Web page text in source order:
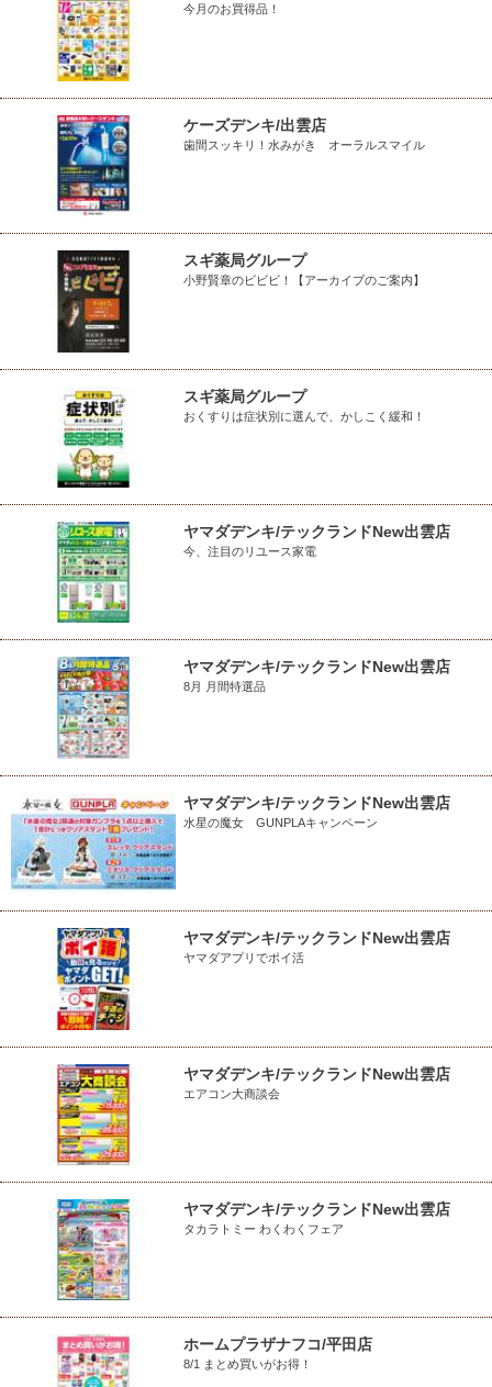
今月のお買得品！
ケーズデンキ/出雲店
歯間スッキリ！水みがき オーラルスマイル
スギ薬局グループ
小野賢章のビビビ！【アーカイブのご案内】
スギ薬局グループ
おくすりは症状別に選んで、かしこく緩和！
ヤマダデンキ/テックランドNew出雲店
今、注目のリユース家電
ヤマダデンキ/テックランドNew出雲店
8月 月間特選品
ヤマダデンキ/テックランドNew出雲店
水星の魔女 GUNPLAキャンペーン
ヤマダデンキ/テックランドNew出雲店
ヤマダアプリでポイ活
ヤマダデンキ/テックランドNew出雲店
エアコン大商談会
ヤマダデンキ/テックランドNew出雲店
タカラトミー わくわくフェア
ホームプラザナフコ/平田店
8/1 まとめ買いがお得！